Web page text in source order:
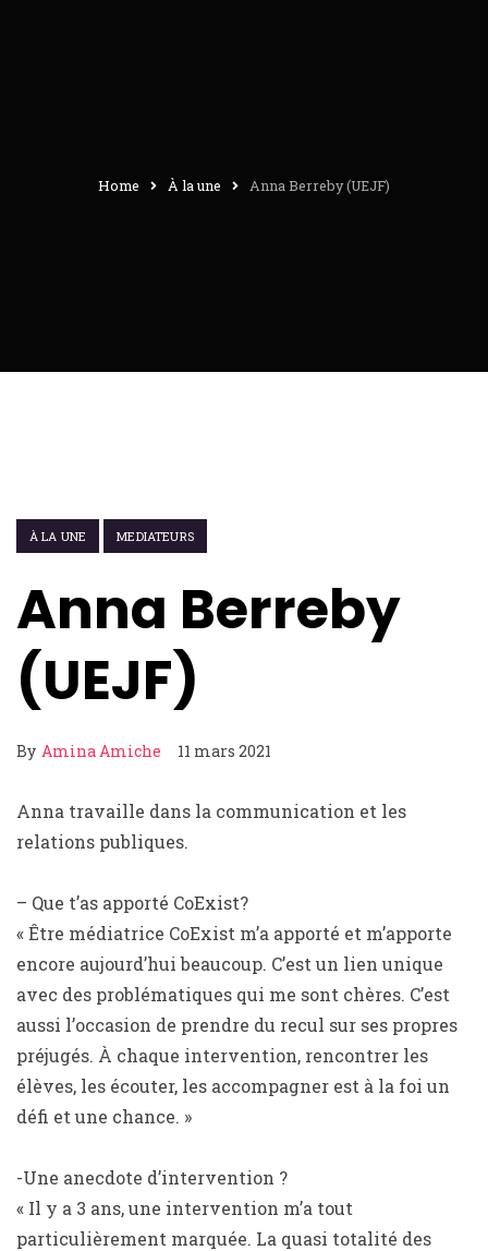
Home À la une Anna Berreby (UEJF)
À LA UNE MEDIATEURS
Anna Berreby
(UEJF)
By Amina Amiche 11 mars 2021
Anna travaille dans la communication et les
relations publiques.
– Que t’as apporté CoExist?
« Être médiatrice CoExist m’a apporté et m’apporte
encore aujourd’hui beaucoup. C’est un lien unique
avec des problématiques qui me sont chères. C’est
aussi l’occasion de prendre du recul sur ses propres
préjugés. À chaque intervention, rencontrer les
élèves, les écouter, les accompagner est à la foi un
défi et une chance. »
-Une anecdote d’intervention ?
« Il y a 3 ans, une intervention m’a tout
particulièrement marquée. La quasi totalité des